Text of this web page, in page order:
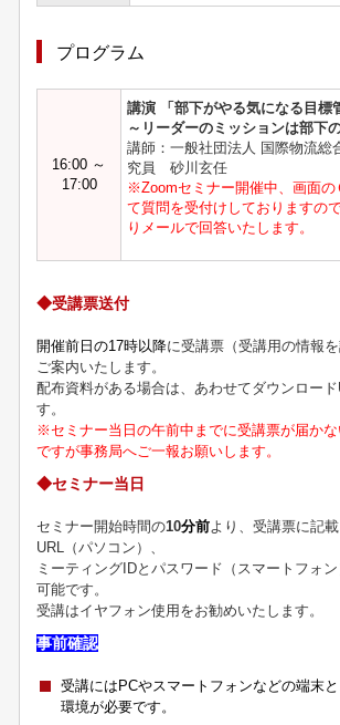
プログラム
16:00 ～
17:00
講演 「部下がやる気になる目標
～リーダーのミッションは部下
講師：一般社団法人 国際物流
究員 砂川玄任
※Zoomセミナー開催中、画面の
て質問を受付けしておりますの
りメールで回答いたします。
◆受講票送付
開催前日の17時以降に受講票（受講用の情報
ご案内いたします。
配布資料がある場合は、あわせてダウンロード
す。
※セミナー当日の午前中までに受講票が届か
ですが事務局へご一報お願いします。
◆セミナー当日
セミナー開始時間の10分前より、受講票に記
URL（パソコン）、
ミーティングIDとパスワード（スマートフォ
可能です。
受講はイヤフォン使用をお勧めいたします。
事前確認
受講にはPCやスマートフォンなどの端末
環境が必要です。